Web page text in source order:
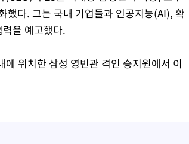
했다. 그는 국내 기업들과 인공지능(AI), 확
을 예고했다.
위치한 삼성 영빈관 격인 승지원에서 이